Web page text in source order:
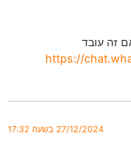
זה עובד
https://
27/12/2024 בשעה 17:32